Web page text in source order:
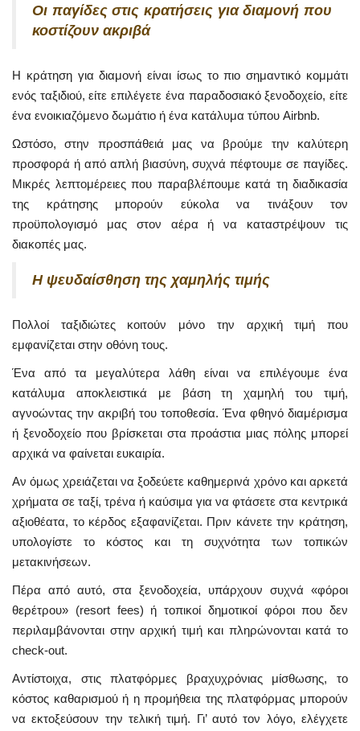
Οι παγίδες στις κρατήσεις για διαμονή που
κοστίζουν ακριβά
Η κράτηση για διαμονή είναι ίσως το πιο σημαντικό κομμάτι
ενός ταξιδιού, είτε επιλέγετε ένα παραδοσιακό ξενοδοχείο, είτε
ένα ενοικιαζόμενο δωμάτιο ή ένα κατάλυμα τύπου Airbnb.
Ωστόσο, στην προσπάθειά μας να βρούμε την καλύτερη
προσφορά ή από απλή βιασύνη, συχνά πέφτουμε σε παγίδες.
Μικρές λεπτομέρειες που παραβλέπουμε κατά τη διαδικασία
της κράτησης μπορούν εύκολα να τινάξουν τον
προϋπολογισμό μας στον αέρα ή να καταστρέψουν τις
διακοπές μας.
Η ψευδαίσθηση της χαμηλής τιμής
Πολλοί ταξιδιώτες κοιτούν μόνο την αρχική τιμή που
εμφανίζεται στην οθόνη τους.
Ένα από τα μεγαλύτερα λάθη είναι να επιλέγουμε ένα
κατάλυμα αποκλειστικά με βάση τη χαμηλή του τιμή,
αγνοώντας την ακριβή του τοποθεσία. Ένα φθηνό διαμέρισμα
ή ξενοδοχείο που βρίσκεται στα προάστια μιας πόλης μπορεί
αρχικά να φαίνεται ευκαιρία.
Αν όμως χρειάζεται να ξοδεύετε καθημερινά χρόνο και αρκετά
χρήματα σε ταξί, τρένα ή καύσιμα για να φτάσετε στα κεντρικά
αξιοθέατα, το κέρδος εξαφανίζεται. Πριν κάνετε την κράτηση,
υπολογίστε το κόστος και τη συχνότητα των τοπικών
μετακινήσεων.
Πέρα από αυτό, στα ξενοδοχεία, υπάρχουν συχνά «φόροι
θερέτρου» (resort fees) ή τοπικοί δημοτικοί φόροι που δεν
περιλαμβάνονται στην αρχική τιμή και πληρώνονται κατά το
check-out.
Αντίστοιχα, στις πλατφόρμες βραχυχρόνιας μίσθωσης, το
κόστος καθαρισμού ή η προμήθεια της πλατφόρμας μπορούν
να εκτοξεύσουν την τελική τιμή. Γι’ αυτό τον λόγο, ελέγχετε